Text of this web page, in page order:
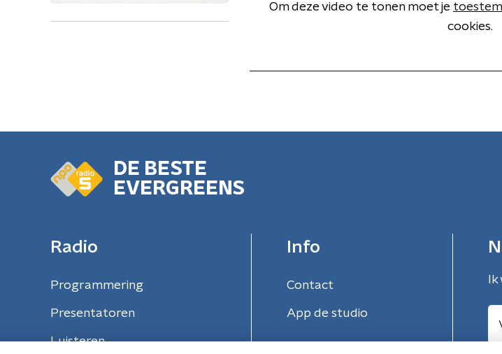
Om deze video te tonen moet je
cookies.
DE BESTE
EVERGREENS
Radio
Programmering
Presentatoren
Luisteren
Info
Contact
App de studio